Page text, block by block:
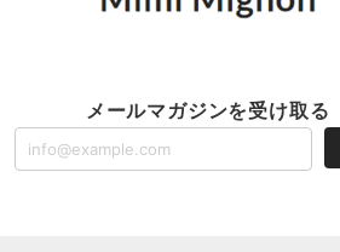
メールマガジンを受け取る